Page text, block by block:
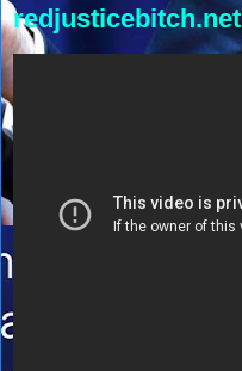
redjusticebitch.net